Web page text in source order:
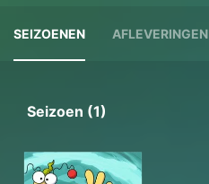
SEIZOENEN AFLEVERINGEN
Seizoen (1)